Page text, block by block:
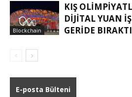
Blockchain
KIŞ
DIJITAL YUAN
GERIDE BIRAKTI
E-posta Bülteni